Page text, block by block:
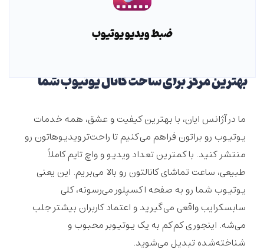
ضبط ویدیو یوتیوب
بهترین مرکز برای ساخت کانال یوتیوب شما
ما در آژانس ایان، با بهترین کیفیت و عشق، همه خدمات
یوتیوب رو براتون فراهم می‌کنیم تا راحت‌تر ویدیوهاتون رو
منتشر کنید. با کمترین تعداد ویدیو و واچ تایم کاملاً
طبیعی، ساعت تماشای کانالتون رو بالا می‌بریم. این یعنی
یوتیوب شما رو به صفحه اکسپلور می‌رسونه، کلی
سابسکرایب واقعی می‌گیرید و اعتماد کاربران بیشتر جلب
می‌شه. اینجوری کم‌کم به یک یوتیوبر محبوب و
شناخته‌شده تبدیل می‌شوید.